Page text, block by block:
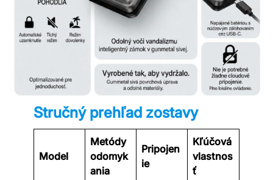
Stručný prehľad zostavy
Model
Metódy
odomyk
ania
Pripojen
ie
Kľúčová
vlastnos
ť